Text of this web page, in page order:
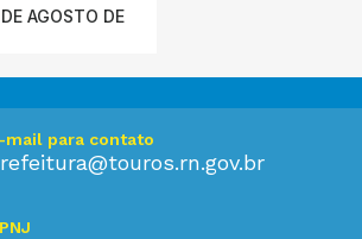
AGOSTO DE
mail para contato